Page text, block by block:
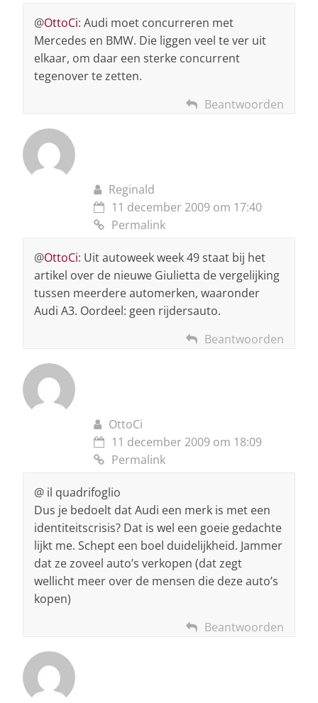
@OttoCi: Audi moet concurreren met
Mercedes en BMW. Die liggen veel te ver uit
elkaar, om daar een sterke concurrent
tegenover te zetten.
Beantwoorden
Reginald
11 december 2009 om 17:40
Permalink
@OttoCi: Uit autoweek week 49 staat bij het
artikel over de nieuwe Giulietta de vergelijking
tussen meerdere automerken, waaronder
Audi A3. Oordeel: geen rijdersauto.
Beantwoorden
OttoCi
11 december 2009 om 18:09
Permalink
@ il quadrifoglio
Dus je bedoelt dat Audi een merk is met een
identiteitscrisis? Dat is wel een goeie gedachte
lijkt me. Schept een boel duidelijkheid. Jammer
dat ze zoveel auto’s verkopen (dat zegt
wellicht meer over de mensen die deze auto’s
kopen)
Beantwoorden